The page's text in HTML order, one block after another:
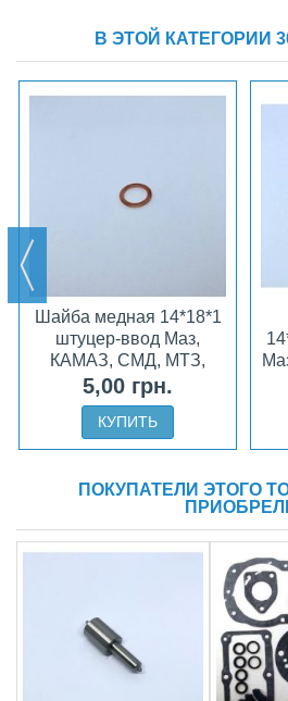
В ЭТОЙ КАТЕГОРИИ
Шайба медная 14*18*1
штуцер-ввод Маз,
КАМАЗ, СМД, МТЗ,
ЮМЗ
5,00 грн.
КУПИТЬ
ПОКУПАТЕЛИ ЭТОГО